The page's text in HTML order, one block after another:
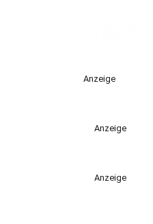
Anzeige
Anzeige
Anzeige